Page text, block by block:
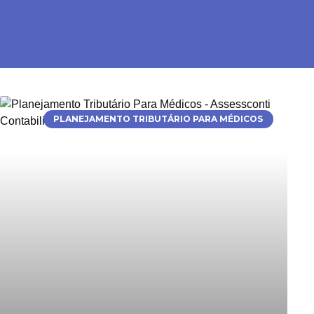
PLANEJAMENTO TRIBUTÁRIO PARA MÉDICOS